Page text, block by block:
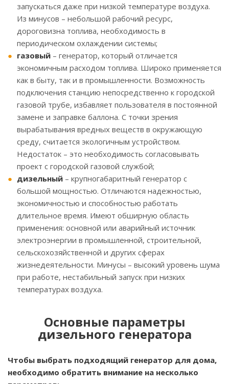
запускаться даже при низкой температуре воздуха.
Из минусов – небольшой рабочий ресурс,
дороговизна топлива, необходимость в
периодическом охлаждении системы;
газовый – генератор, который отличается
экономичным расходом топлива. Широко применяется
как в быту, так и в промышленности. Возможность
подключения станцию непосредственно к городской
газовой трубе, избавляет пользователя в постоянной
замене и заправке баллона. С точки зрения
вырабатывания вредных веществ в окружающую
среду, считается экологичным устройством.
Недостаток – это необходимость согласовывать
проект с городской газовой службой;
дизельный – крупногабаритный генератор с
большой мощностью. Отличаются надежностью,
экономичностью и способностью работать
длительное время. Имеют обширную область
применения: основной или аварийный источник
электроэнергии в промышленной, строительной,
сельскохозяйственной и других сферах
жизнедеятельности. Минусы – высокий уровень шума
при работе, нестабильный запуск при низких
температурах воздуха.
Основные параметры
дизельного генератора
Чтобы выбрать подходящий генератор для дома,
необходимо обратить внимание на несколько